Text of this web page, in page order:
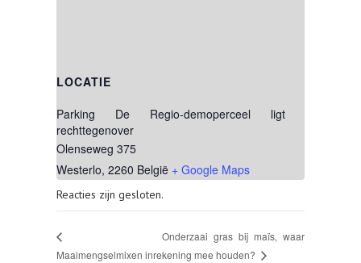
LOCATIE
Parking De Regio-demoperceel ligt
rechttegenover
Olenseweg 375
Westerlo, 2260 België + Google Maps
Reacties zijn gesloten.
Maaimengselmixen in
Onderzaai gras bij maïs, waar
rekening mee houden?